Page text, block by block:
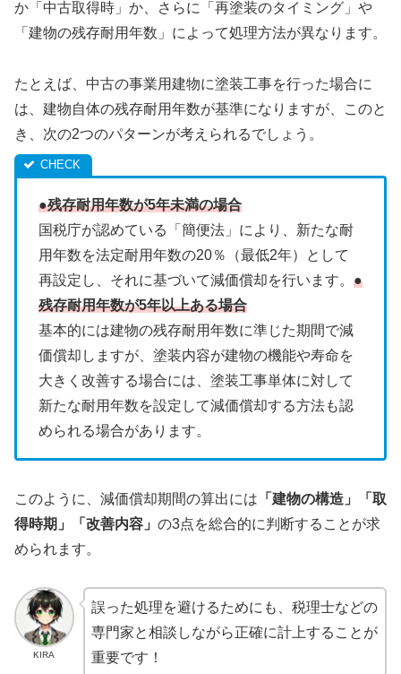
か「中古取得時」か、さらに「再塗装のタイミング」や
「建物の残存耐用年数」によって処理方法が異なります。
たとえば、中古の事業用建物に塗装工事を行った場合に
は、建物自体の残存耐用年数が基準になりますが、このと
き、次の2つのパターンが考えられるでしょう。
●残存耐用年数が5年未満の場合
国税庁が認めている「簡便法」により、新たな耐
用年数を法定耐用年数の20％（最低2年）として
再設定し、それに基づいて減価償却を行います。 ●
残存耐用年数が5年以上ある場合
基本的には建物の残存耐用年数に準じた期間で減
価償却しますが、塗装内容が建物の機能や寿命を
大きく改善する場合には、塗装工事単体に対して
新たな耐用年数を設定して減価償却する方法も認
められる場合があります。
このように、減価償却期間の算出には 「建物の構造」「取
得時期」「改善内容」 の3点を総合的に判断することが求
められます。
KIRA
誤った処理を避けるためにも、税理士などの
専門家と相談しながら正確に計上することが
重要です！